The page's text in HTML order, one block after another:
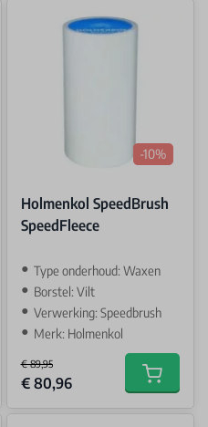
-10%
Holmenkol SpeedBrush
SpeedFleece
Type onderhoud: Waxen
Borstel: Vilt
Verwerking: Speedbrush
Merk: Holmenkol
€ 89,95
Special Price
€ 80,96 Add to